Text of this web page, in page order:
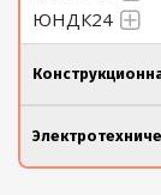
ЮНДК24